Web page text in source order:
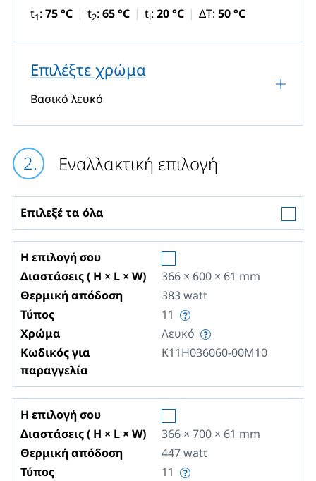
t1: 75 °C t2: 65 °C ti: 20 °C ΔT: 50 °C
Επιλέξτε χρώμα
Βασικό λευκό
Εναλλακτική επιλογή
Επιλεξέ τα όλα
Η επιλογή σου
Διαστάσεις ( H × L × W)
366 × 600 × 61 mm
Θερμική απόδοση
383watt
Τύπος
11
Χρώμα
Λευκό
Κωδικός για
παραγγελία
K11H036060-00M10
Η επιλογή σου
Διαστάσεις ( H × L × W)
366 × 700 × 61 mm
Θερμική απόδοση
447watt
Τύπος
11